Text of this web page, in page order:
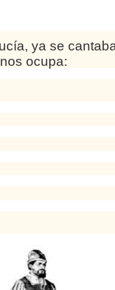
ya se
ocupa: